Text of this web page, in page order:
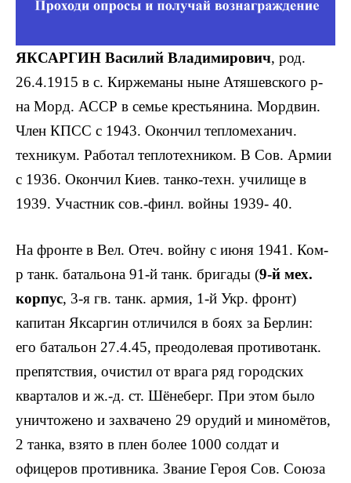
ЯКСАРГИН Василий Владимирович, род.
26.4.1915 в с. Киржеманы ныне Атяшевского р-
на Морд. АССР в семье крестьянина. Мордвин.
Член КПСС с 1943. Окончил тепломеханич.
техникум. Работал теплотехником. В Сов. Армии
с 1936. Окончил Киев. танко-техн. учи­лище в
1939. Участник сов.-финл. войны 1939- 40.
На фронте в Вел. Отеч. войну с июня 1941. Ком-
р танк. батальона 91-й танк. бригады (9-й мех.
корпус, 3-я гв. танк. армия, 1-й Укр. фронт)
капитан Яксаргин от­личился в боях за Берлин:
его батальон 27.4.45, преодолевая противотанк.
пре­пятствия, очистил от врага ряд город­ских
кварталов и ж.-д. ст. Шёнеберг. При этом было
уничтожено и захвачено 29 ору­дий и миномётов,
2 танка, взято в плен более 1000 солдат и
офицеров противни­ка. Звание Героя Сов. Союза